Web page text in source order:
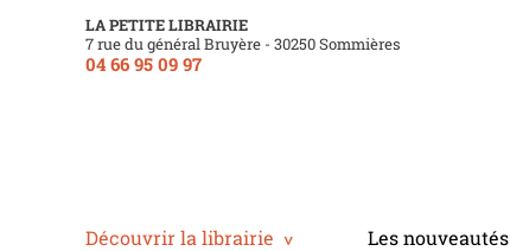
LA PETITE LIBRAIRIE
7 rue du général Bruyère - 30250 Sommières
04 66 95 09 97
Découvrir la librairie Les nouveautés